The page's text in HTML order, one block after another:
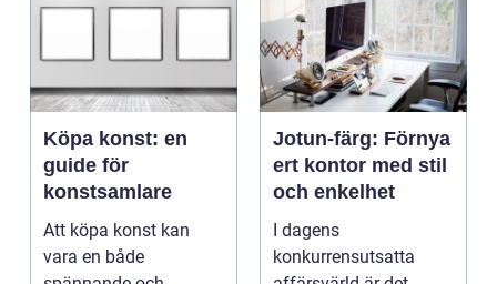
Köpa konst: en
guide för
konstsamlare
Att köpa konst kan
vara en både
Jotun-färg: Förnya
ert kontor med stil
och enkelhet
I dagens
konkurrensutsatta